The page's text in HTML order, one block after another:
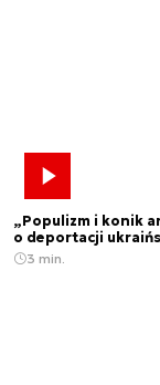
„Populizm i konik
o deportacji
3 min.